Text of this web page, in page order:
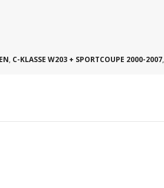
, C-KLASSE W203 + SPORTCOUPE 2000-2007,